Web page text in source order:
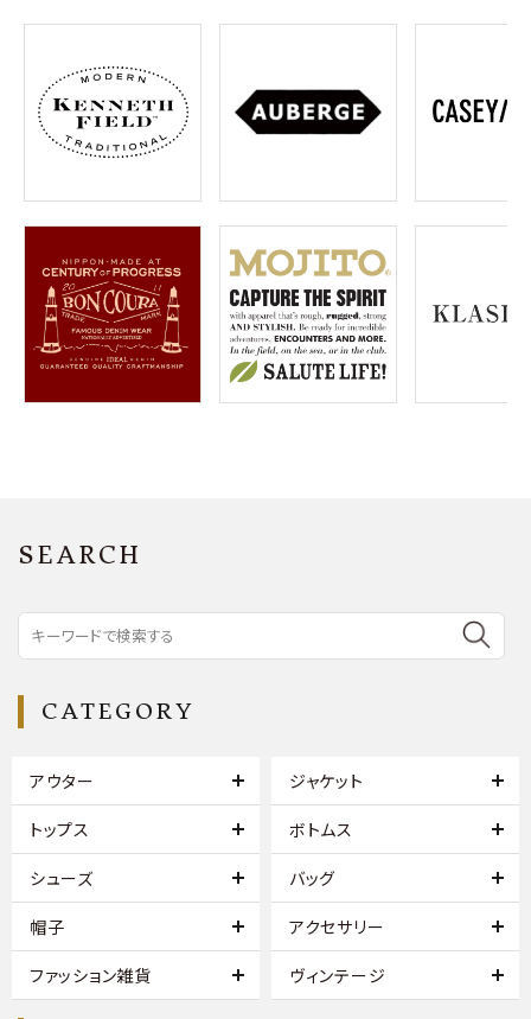
ご利用ガイド
プライバシーポリシー
特定商取引法について
お問い合わせ
OFFICIAL WEB SITE
ACCOUNT MENU
ようこそ ゲスト 様
meeting_room ログイン 会員登録
SEARCH
CATEGORY
アウター ジャケット
トップス ボトムス
シューズ バッグ
帽子 アクセサリー
ファッション雑貨 ヴィンテージ